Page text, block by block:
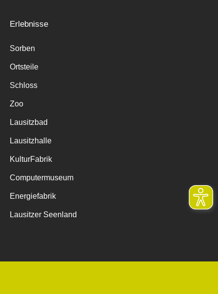
Erlebnisse
Sorben
Ortsteile
Schloss
Zoo
Lausitzbad
Lausitzhalle
KulturFabrik
Computermuseum
Energiefabrik
Lausitzer Seenland